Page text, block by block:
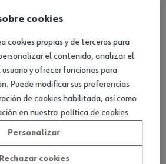
TX, 8 piezas
cookies
cookies propias y de terceros para
el contenido, analizar el
y ofrecer funciones para
Puede modificar sus preferencias
de cookies habilitada, así como
en nuestra política de cookies
Personalizar
Rechazar cookies